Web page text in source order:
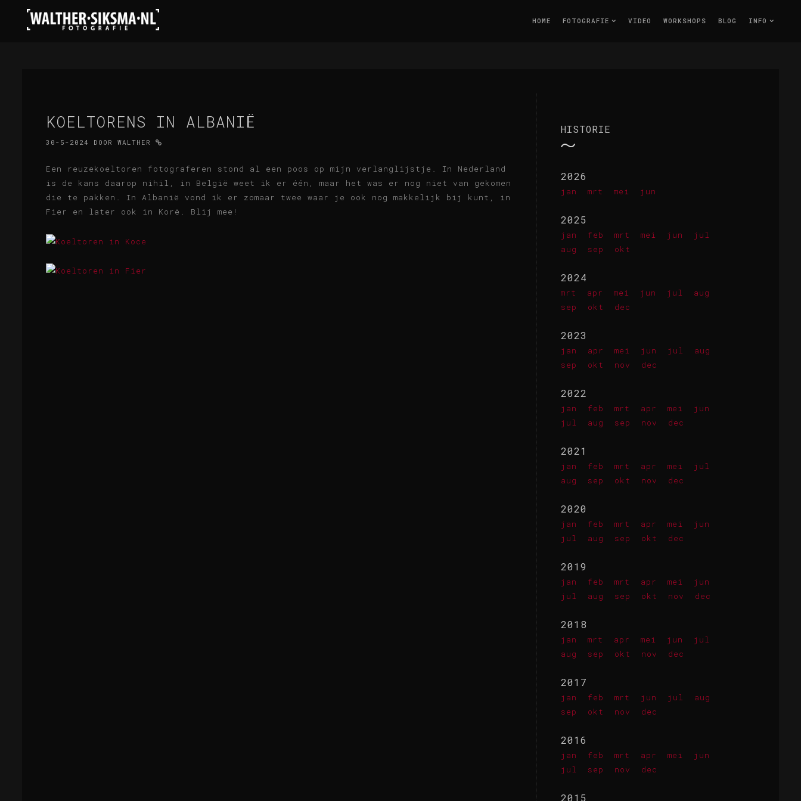
HOME FOTOGRAFIE VIDEO WORKSHOPS BLOG INFO
KOELTORENS IN ALBANIË
30-5-2024 DOOR WALTHER
Een reuzekoeltoren fotograferen stond al een poos op mijn verlanglijstje. In Nederland
is de kans daarop nihil, in België weet ik er één, maar het was er nog niet van gekomen
die te pakken. In Albanië vond ik er zomaar twee waar je ook nog makkelijk bij kunt, in
Fier en later ook in Korë. Blij mee!
HISTORIE
2026
jan mrt mei jun
2025
jan feb mrt mei jun
jul
aug
sep okt
2024
mrt apr mei jun jul
aug
sep
okt dec
2023
jan apr mei jun jul
aug
sep
okt nov dec
2022
jan feb mrt apr mei
jun
jul
aug sep nov dec
2021
jan feb mrt apr mei
jul
aug
sep okt nov dec
2020
jan feb mrt apr mei
jun
jul
aug sep okt dec
2019
jan feb mrt apr mei
jun
jul
aug sep okt nov dec
2018
jan mrt apr mei jun
jul
aug
sep okt nov dec
2017
jan feb mrt jun jul
aug
sep
okt nov dec
2016
jan feb mrt apr mei
jun
jul
sep nov dec
2015